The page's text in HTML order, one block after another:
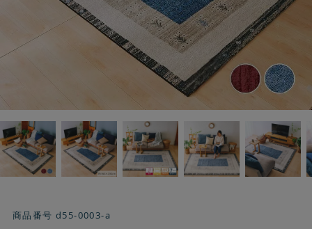
商品番号 d55-0003-a